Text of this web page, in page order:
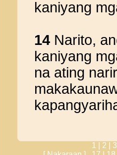
kaniyang
14 Narito,
kaniyang
na ating
1 | 2 |